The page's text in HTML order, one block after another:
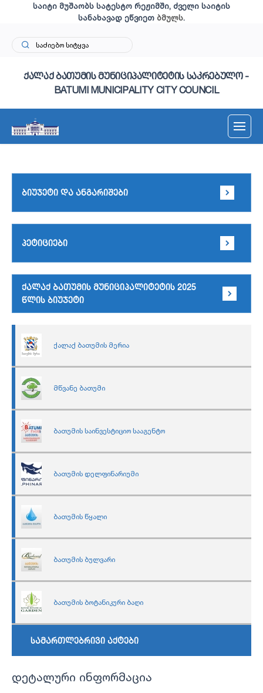
საიტი მუშაობს სატესტო რეჟიმში, ძველი საიტის
სანახავად ეწვიეთ ბმულს.
ქალაქ ბათუმის მუნიციპალიტეტის საკრებულო -
BATUMI MUNICIPALITY CITY COUNCIL
ბიუჯეტი და ანგარიშები
პეტიციები
ქალაქ ბათუმის მუნიციპალიტეტის 2025
წლის ბიუჯეტი
ქალაქ ბათუმის მერია
მწვანე ბათუმი
ბათუმის საინვესტიციო სააგენტო
ბათუმის დელფინარიუმი
ბათუმის წყალი
ბათუმის ბულვარი
ბათუმის ბოტანიკური ბაღი
სამართლებრივი აქტები
დეტალური ინფორმაცია